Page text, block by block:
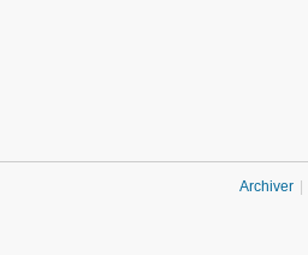
Archiver